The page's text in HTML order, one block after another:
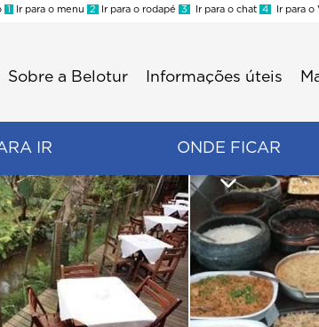
1 Ir para o menu 2 Ir para o rodapé 3 Ir para o chat 4 Ir para o
Sobre a Belotur Informações úteis
IR ONDE FICAR